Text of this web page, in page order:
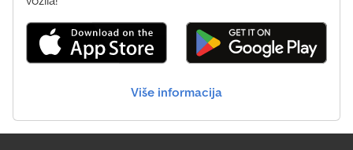
Uključujući Knott užadni vitlo. Uključujući šasiju za brzinu do 100
km/h sa amortizerima na točkovima. Uključujući hidraulični sistem
za podizanje. Nova, profesionalna prikolica za transport vozila,
moguća izdavanje računa sa PDV, garancija od strane ovlašćenog
L2OVP.300.480.200.0307KL0ED9EGK5
Više informacija